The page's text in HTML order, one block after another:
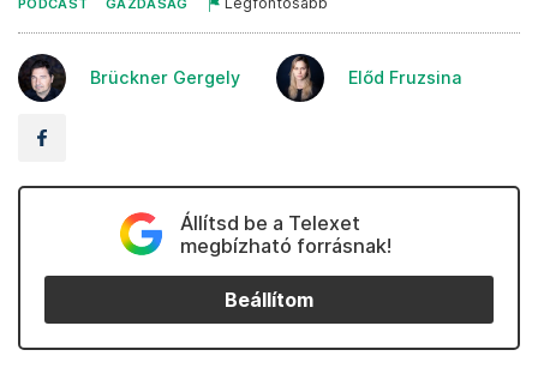
PODCAST GAZDASÁG
Brückner Gergely Előd Fruzsina
Állítsd be a Telexet
megbízható forrásnak!
Beállítom